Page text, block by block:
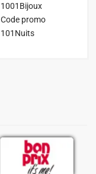
1001Bijoux
Code promo
101Nuits